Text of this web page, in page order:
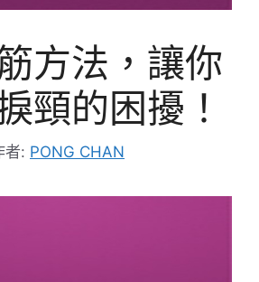
方法，讓你
頸的困擾！
者: PONG CHAN